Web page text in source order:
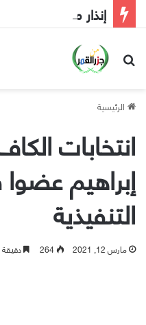
إنذار مبكر إلى الحكومة
بحث عن
الرئيسية
انتخابات
إبراهيم
التنفيذية
مارس 12, 2021 264